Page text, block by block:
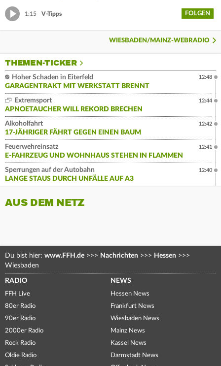
1:15 V-Tipps FOLGEN
WIESBADEN/MAINZ-WEBRADIO
THEMEN-TICKER
Hoher Schaden in Eiterfeld
GARAGENTRAKT MIT WERKSTATT BRENNT
12:48
Extremsport
APNOETAUCHER WILL REKORD BRECHEN
12:44
Alkoholfahrt
17-JÄHRIGER FÄHRT GEGEN EINEN BAUM
12:42
Feuerwehreinsatz
E-FAHRZEUG UND WOHNHAUS STEHEN IN FLAMMEN
12:41
Sperrungen auf der Autobahn
LANGE STAUS DURCH UNFÄLLE AUF A3
12:40
AUS DEM NETZ
Du bist hier: www.FFH.de >>> Nachrichten >>> Hessen >>>
Wiesbaden
RADIO
FFH Live
80er Radio
90er Radio
2000er Radio
Rock Radio
Oldie Radio
NEWS
Hessen News
Frankfurt News
Wiesbaden News
Mainz News
Kassel News
Darmstadt News